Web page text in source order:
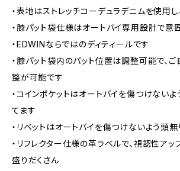
・表地はストレッチコーデュラデニムを使用
・膝パット袋仕様はオートバイ専用設計で意
・EDWINならではのディティールです
・膝パット袋内のパット位置は調整可能で、
整が可能です
・コインポケットはオートバイを傷つけない
てます
・リベットはオートバイを傷つけないよう頭
・リフレクター仕様の革ラベルで、視認性アッ
盛りだくさん